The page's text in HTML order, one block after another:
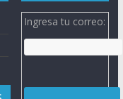
Ingresa tu correo: